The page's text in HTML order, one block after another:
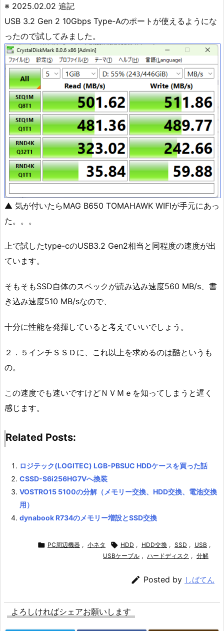
※ 2025.02.02 追記
USB 3.2 Gen 2 10Gbps Type-Aのポートが使えるようにな
ったので試してみました。
▲ 気が付いたらMAG B650 TOMAHAWK WIFIが手元にあっ
た。。。
上で試したtype-cのUSB3.2 Gen2相当と同程度の速度が出
ています。
そもそもSSD自体のスペックが読み込み速度560 MB/s、書
き込み速度510 MB/sなので、
十分に性能を発揮していると考えていいでしょう。
２．５インチＳＳＤに、これ以上を求めるのは酷というも
の。
この速度でも速いですけどＮＶＭｅを知ってしまうと遅く
感じます。
Related Posts:
ロジテック(LOGITEC) LGB-PBSUC HDDケースを買った話
CSSD-S6i256HG7Vへ換装
VOSTRO15 5100の分解（メモリー交換、HDD交換、電池交換
用）
dynabook R734のメモリー増設とSSD交換
 PC周辺機器 , 小ネタ  HDD , HDD交換 , SSD , USB ,
USBケーブル , ハードディスク , 分解
 Posted by しばてん
よろしければシェアお願いします